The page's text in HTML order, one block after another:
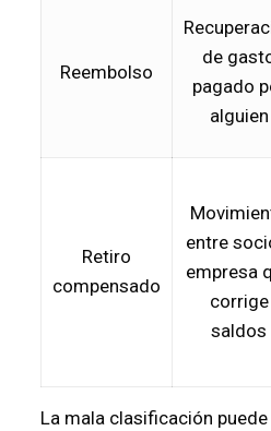
Reembolso
de
pagado
alguien
Retiro
compensado
entre
empresa
corrige
saldos
La mala clasificación